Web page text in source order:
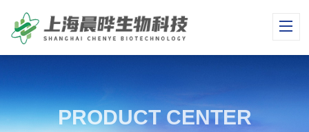
PRODUCT CENTER